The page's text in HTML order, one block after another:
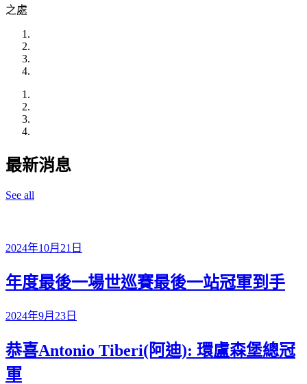
之處
最新消息
See all
2024年10月21日
年度最後一場世巡賽最後一站冠軍到手
2024年9月23日
恭喜Antonio Tiberi(阿迪): 環盧森堡總冠
軍